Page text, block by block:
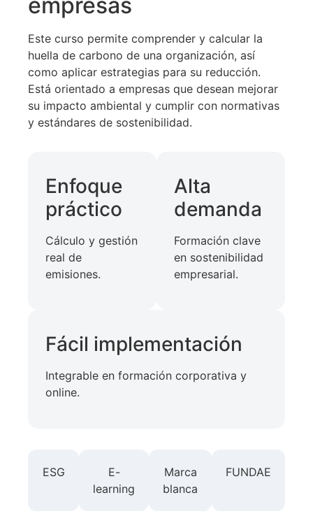
Este curso permite comprender y calcular la
huella de carbono de una organización, así
como aplicar estrategias para su reducción.
Está orientado a empresas que desean mejorar
su impacto ambiental y cumplir con normativas
y estándares de sostenibilidad.
Enfoque
práctico
Cálculo y gestión
real de
emisiones.
Alta
demanda
Formación clave
en sostenibilidad
empresarial.
Fácil implementación
Integrable en formación corporativa y
online.
ESG
E-
learning
Marca
blanca
FUNDAE